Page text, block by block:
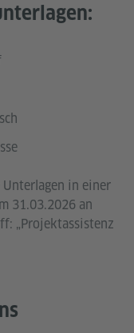
in einer
31.03.2026 an
„Projektassistenz